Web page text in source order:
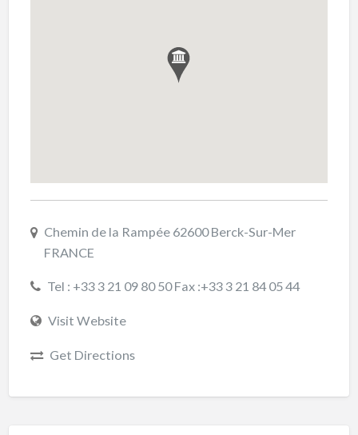
Chemin de la Rampée 62600 Berck-Sur-Mer
FRANCE
Tel : +33 3 21 09 80 50 Fax :+33 3 21 84 05 44
Visit Website
Get Directions